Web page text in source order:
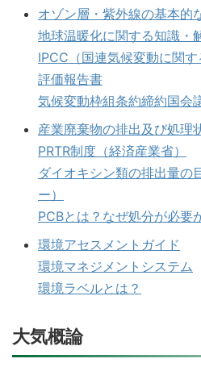
オゾン層・紫外線の基本的
地球温暖化に関する知識・
IPCC（国連気候変動に関
評価報告書
気候変動枠組条約締約国会
産業廃棄物の排出及び処理
PRTR制度（経済産業省）
ダイオキシン類の排出量の
ー）
PCBとは？なぜ処分が必要
環境アセスメントガイド
環境マネジメントシステム
環境ラベルとは？
大気概論